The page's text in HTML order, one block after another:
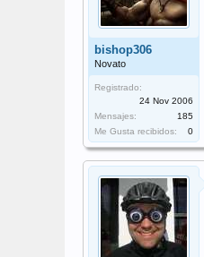
bishop306
Novato
Registrado:
24 Nov 2006
Mensajes:
185
Me Gusta recibidos:
0